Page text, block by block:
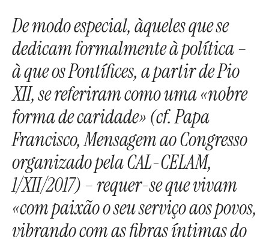
De modo especial, àqueles que se
dedicam formalmente à política –
à que os Pontífices, a partir de Pio
XII, se referiram como uma «nobre
forma de caridade» (cf. Papa
Francisco, Mensagem ao Congresso
organizado pela CAL-CELAM,
1/XII/2017) – requer-se que vivam
«com paixão o seu serviço aos povos,
vibrando com as fibras íntimas do